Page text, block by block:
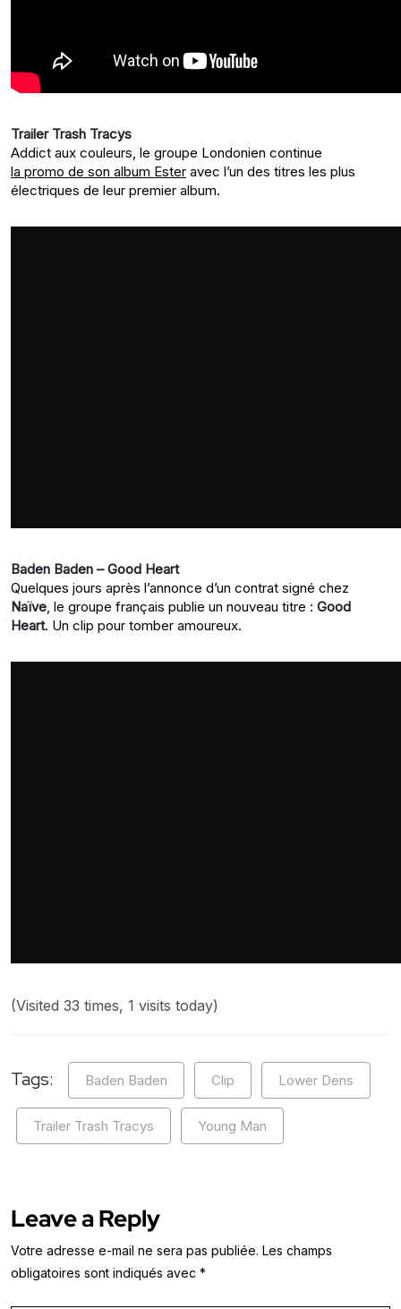
Trailer Trash Tracys
Addict aux couleurs, le groupe Londonien continue
la promo de son album Ester avec l’un des titres les plus
électriques de leur premier album.
Baden Baden – Good Heart
Quelques jours après l’annonce d’un contrat signé chez
Naïve, le groupe français publie un nouveau titre : Good
Heart. Un clip pour tomber amoureux.
(Visited 33 times, 1 visits today)
Tags: Baden Baden Clip Lower Dens
Trailer Trash Tracys Young Man
Leave a Reply
Votre adresse e-mail ne sera pas publiée. Les champs
obligatoires sont indiqués avec *